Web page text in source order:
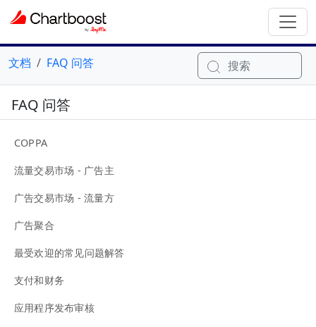
文档 FAQ 问答 搜索
FAQ 问答
COPPA
流量交易市场 - 广告主
广告交易市场 - 流量方
广告聚合
最受欢迎的常见问题解答
支付和财务
应用程序发布审核